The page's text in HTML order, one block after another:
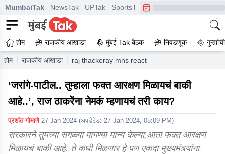
MumbaiTak NewsTak UPTak SportsTak CrimeTak
होम राजकीय आखाडा मुंबई Tak बैठक निवडणूक
होम राजकीय आखाडा raj thackeray mns reaction on maratha
‘जरांगे-पाटील.. तुम्हाला फक्त आरक्षण मिळायचं बाकी
आहे..’, राज ठाकरेंना नेमकं म्हणायचं तरी काय?
प्रशांत गोमाणे 27 Jan 2024 (अपडेटेड: 27 Jan 2024, 05:09 PM)
सरकारने तुमच्या सगळ्या मागण्या मान्य केल्या,आता फक्त आरक्षण
मिळायचं बाकी आहे. ते कधी मिळणार हे पण एकदा मुख्यमंत्र्यांना